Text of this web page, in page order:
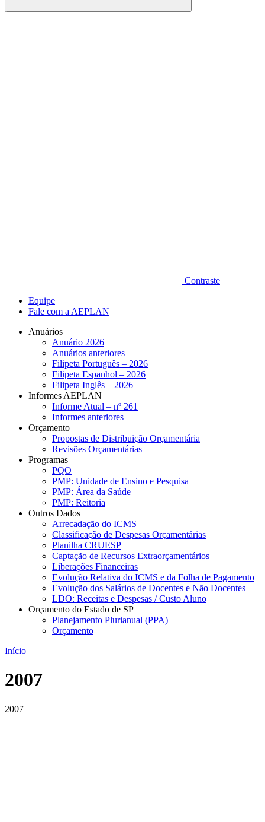
Buscar
Contraste
Equipe
Fale com a AEPLAN
Anuários
Anuário 2026
Anuários anteriores
Filipeta Português – 2026
Filipeta Espanhol – 2026
Filipeta Inglês – 2026
Informes AEPLAN
Informe Atual – nº 261
Informes anteriores
Orçamento
Propostas de Distribuição Orçamentária
Revisões Orçamentárias
Programas
PQO
PMP: Unidade de Ensino e Pesquisa
PMP: Área da Saúde
PMP: Reitoria
Outros Dados
Arrecadação do ICMS
Classificação de Despesas Orçamentárias
Planilha CRUESP
Captação de Recursos Extraorçamentários
Liberações Financeiras
Evolução Relativa do ICMS e da Folha de Pagamento
Evolução dos Salários de Docentes e Não Docentes
LDO: Receitas e Despesas / Custo Aluno
Orçamento do Estado de SP
Planejamento Plurianual (PPA)
Orçamento
Início
2007
2007